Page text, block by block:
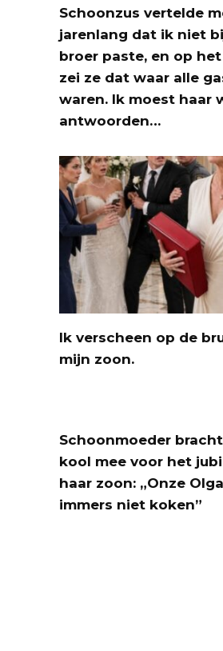
Schoonzus vertelde
jarenlang dat ik niet
broer paste, en op
zei ze dat waar alle
waren. Ik moest haar
antwoorden…
Ik verscheen op de
mijn zoon.
Schoonmoeder
kool mee voor het
haar zoon: „Onze
immers niet koken”